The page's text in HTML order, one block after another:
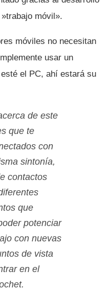
móvil».
móviles no necesitan
usar un
el PC, ahí­ estará su
de este
que te
con
sintoní­a,
contactos
que
potenciar
con nuevas
de vista
en el